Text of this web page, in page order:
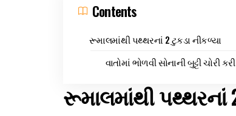
Contents
રૂમાલમાંથી પથ્થરનાં 2 ટુકડા નીકળ્યા
વાતોમાં ભોળવી સોનાની બુટ્ટી ચોરી
રૂમાલમાંથી પથ્થરનાં